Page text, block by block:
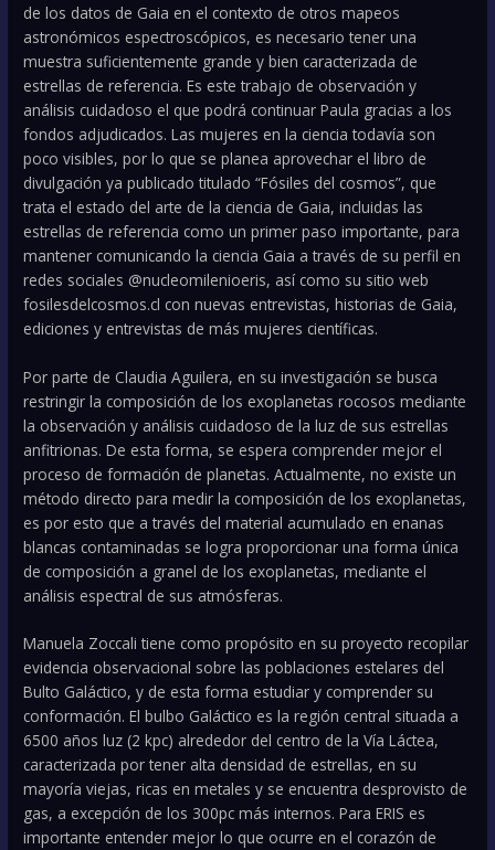
de los datos de Gaia en el contexto de otros mapeos
astronómicos espectroscópicos, es necesario tener una
muestra suficientemente grande y bien caracterizada de
estrellas de referencia. Es este trabajo de observación y
análisis cuidadoso el que podrá continuar Paula gracias a los
fondos adjudicados. Las mujeres en la ciencia todavía son
poco visibles, por lo que se planea aprovechar el libro de
divulgación ya publicado titulado “Fósiles del cosmos”, que
trata el estado del arte de la ciencia de Gaia, incluidas las
estrellas de referencia como un primer paso importante, para
mantener comunicando la ciencia Gaia a través de su perfil en
redes sociales @nucleomilenioeris, así como su sitio web
fosilesdelcosmos.cl con nuevas entrevistas, historias de Gaia,
ediciones y entrevistas de más mujeres científicas.
Por parte de Claudia Aguilera, en su investigación se busca
restringir la composición de los exoplanetas rocosos mediante
la observación y análisis cuidadoso de la luz de sus estrellas
anfitrionas. De esta forma, se espera comprender mejor el
proceso de formación de planetas. Actualmente, no existe un
método directo para medir la composición de los exoplanetas,
es por esto que a través del material acumulado en enanas
blancas contaminadas se logra proporcionar una forma única
de composición a granel de los exoplanetas, mediante el
análisis espectral de sus atmósferas.
Manuela Zoccali tiene como propósito en su proyecto recopilar
evidencia observacional sobre las poblaciones estelares del
Bulto Galáctico, y de esta forma estudiar y comprender su
conformación. El bulbo Galáctico es la región central situada a
6500 años luz (2 kpc) alrededor del centro de la Vía Láctea,
caracterizada por tener alta densidad de estrellas, en su
mayoría viejas, ricas en metales y se encuentra desprovisto de
gas, a excepción de los 300pc más internos. Para ERIS es
importante entender mejor lo que ocurre en el corazón de